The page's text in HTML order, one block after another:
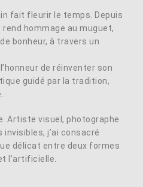
fait fleurir le temps. Depuis
rend hommage au muguet,
bonheur, à travers un
de réinventer son
guidé par la tradition,
Artiste visuel, photographe
j’ai consacré
délicat entre deux formes
l’artificielle.